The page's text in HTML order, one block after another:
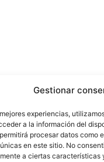
Gestionar
experiencias,
a la información del
procesar datos como
en este sitio. No
a ciertas características